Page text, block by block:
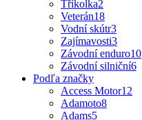
Tříkolka2
Veterán18
Vodní skútr3
Zajímavosti3
Závodní enduro10
Závodní silniční6
Podľa značky
Access Motor12
Adamoto8
Adams5